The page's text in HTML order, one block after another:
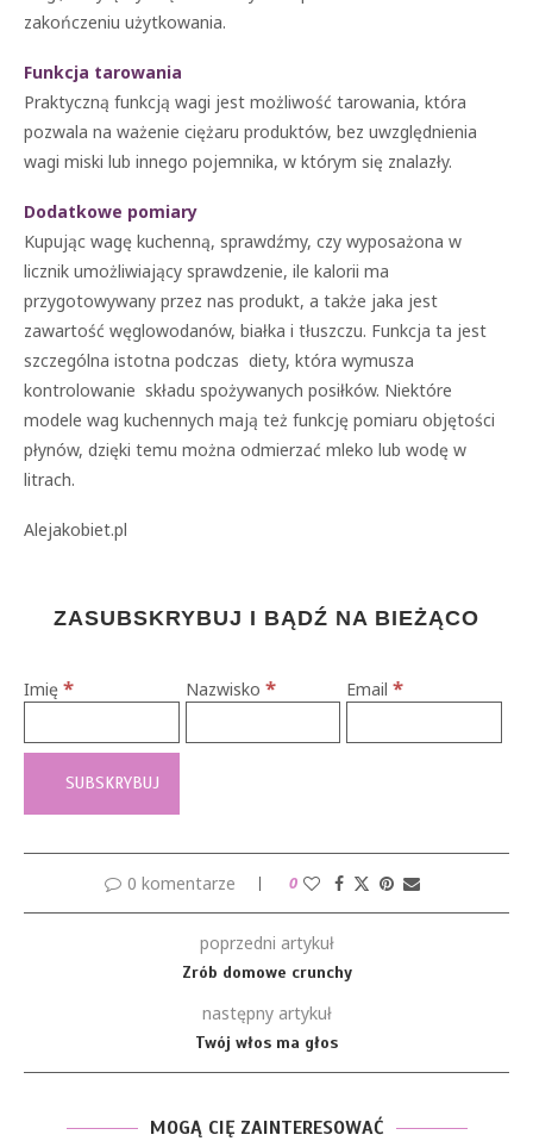
zakończeniu użytkowania.
Funkcja tarowania
Praktyczną funkcją wagi jest możliwość tarowania, która
pozwala na ważenie ciężaru produktów, bez uwzględnienia
wagi miski lub innego pojemnika, w którym się znalazły.
Dodatkowe pomiary
Kupując wagę kuchenną, sprawdźmy, czy wyposażona w
licznik umożliwiający sprawdzenie, ile kalorii ma
przygotowywany przez nas produkt, a także jaka jest
zawartość węglowodanów, białka i tłuszczu. Funkcja ta jest
szczególna istotna podczas diety, która wymusza
kontrolowanie składu spożywanych posiłków. Niektóre
modele wag kuchennych mają też funkcję pomiaru objętości
płynów, dzięki temu można odmierzać mleko lub wodę w
litrach.
Alejakobiet.pl
ZASUBSKRYBUJ I BĄDŹ NA BIEŻĄCO
Imię * Nazwisko * Email*
0 komentarze 0
poprzedni artykuł
Zrób domowe crunchy
następny artykuł
Twój włos ma głos
MOGĄ CIĘ ZAINTERESOWAĆ